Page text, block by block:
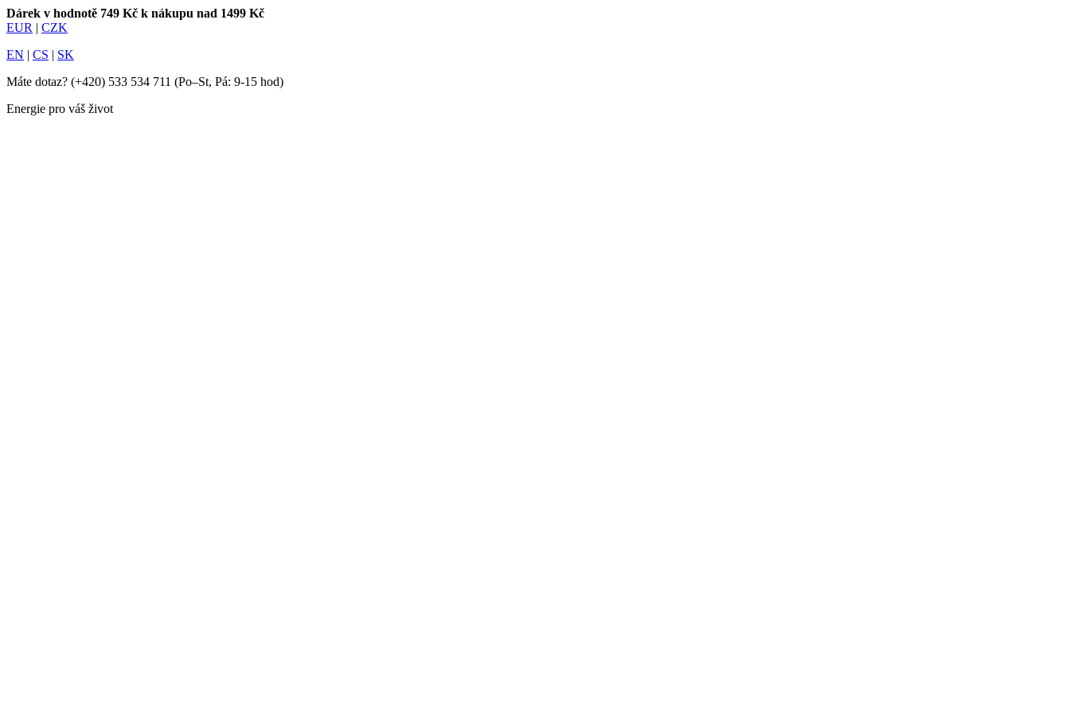
Dárek v hodnotě 749 Kč k nákupu nad 1499 Kč
EUR | CZK
EN | CS | SK
Máte dotaz? (+420) 533 534 711 (Po–St, Pá: 9-15 hod)
Energie pro váš život